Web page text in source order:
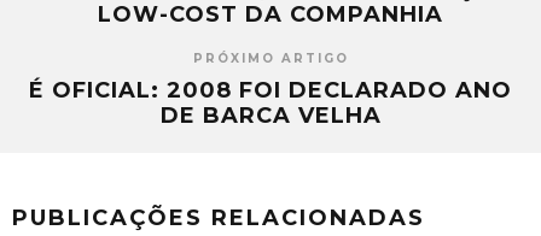
LOW-COST DA COMPANHIA
PRÓXIMO ARTIGO
É OFICIAL: 2008 FOI DECLARADO ANO
DE BARCA VELHA
PUBLICAÇÕES RELACIONADAS